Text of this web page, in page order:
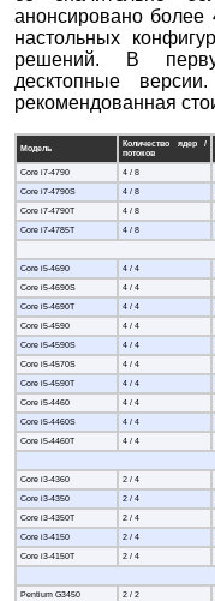
анонсировано
настольных
решений. В
десктопные
рекомендованная
Модель
Количество ядер /
потоков
Core i7-4790
4 / 8
Core i7-4790S
4 / 8
Core i7-4790T
4 / 8
Core i7-4785T
4 / 8
Core i5-4690 4 / 4
Core i5-4690S
4 / 4
Core i5-4690T
4 / 4
Core i5-4590
4 / 4
Core i5-4590S
4 / 4
Core i5-4570S
4 / 4
Core i5-4590T
4 / 4
Core i5-4460
4 / 4
Core i5-4460S
4 / 4
Core i5-4460T
4 / 4
Core i3-4360 2 / 4
Core i3-4350
2 / 4
Core i3-4350T
2 / 4
Core i3-4150
2 / 4
Core i3-4150T
2 / 4
Pentium G3450 2 / 2